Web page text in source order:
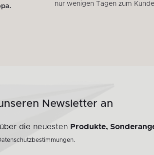
nur wenigen Tagen zum
Newsletter an
die neuesten Produkte,